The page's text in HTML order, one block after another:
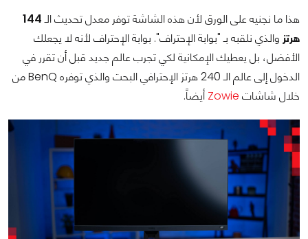
هذا ما نجنيه على الورق لأن هذه الشاشة توفر معدل تحديث الـ144
هرتز والذي نلقبه بـ "بوابة الإحتراف". بوابة الإحتراف لأنه لا يجعلك
الأفضل، بل يعطيك الإمكانية لكي تجرب عالم جديد قبل أن تقرر في
الدخول إلى عالم الـ 240 هرتز الإحترافي البحت والذي توفره BenQ من
خلال شاشات Zowie أيضاً.